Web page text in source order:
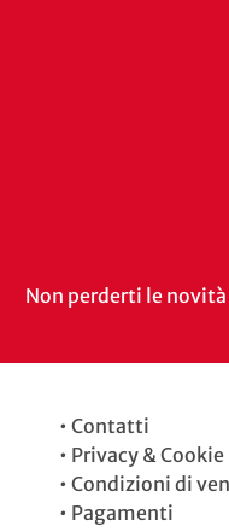
Non perderti le
•Contatti
• Privacy &
•Condizioni di
• Pagamenti